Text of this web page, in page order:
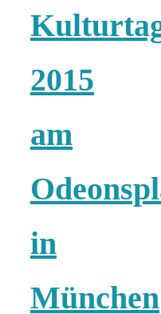
2015
am
in
München